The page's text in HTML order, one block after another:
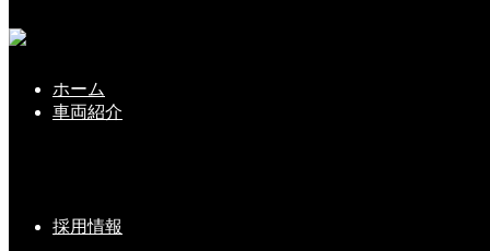
ホーム
車両紹介
採用情報
こちらの記事もどうぞ
2019-06-07(Fri)